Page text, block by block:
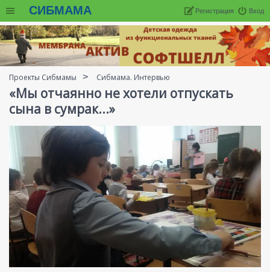
СИБМАМА Вход
Регистрация
Проекты Сибмамы Сибмама. Интервью
«Мы отчаянно не хотели отпускать
сына в сумрак...»